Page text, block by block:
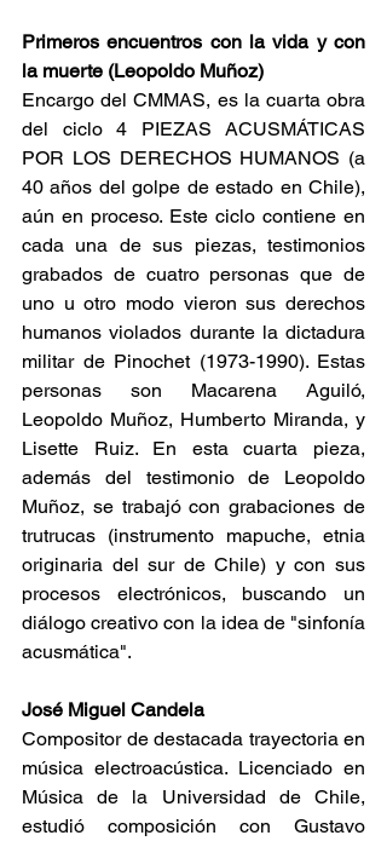
Primeros encuentros con la vida y con
la muerte (Leopoldo Muñoz)
Encargo del CMMAS, es la cuarta obra
del ciclo 4 PIEZAS ACUSMÁTICAS
POR LOS DERECHOS HUMANOS (a
40 años del golpe de estado en Chile),
aún en proceso. Este ciclo contiene en
cada una de sus piezas, testimonios
grabados de cuatro personas que de
uno u otro modo vieron sus derechos
humanos violados durante la dictadura
militar de Pinochet (1973-1990). Estas
personas son Macarena Aguiló,
Leopoldo Muñoz, Humberto Miranda, y
Lisette Ruiz. En esta cuarta pieza,
además del testimonio de Leopoldo
Muñoz, se trabajó con grabaciones de
trutrucas (instrumento mapuche, etnia
originaria del sur de Chile) y con sus
procesos electrónicos, buscando un
diálogo creativo con la idea de "sinfonía
acusmática".
José Miguel Candela
Compositor de destacada trayectoria en
música electroacústica. Licenciado en
Música de la Universidad de Chile,
estudió composición con Gustavo